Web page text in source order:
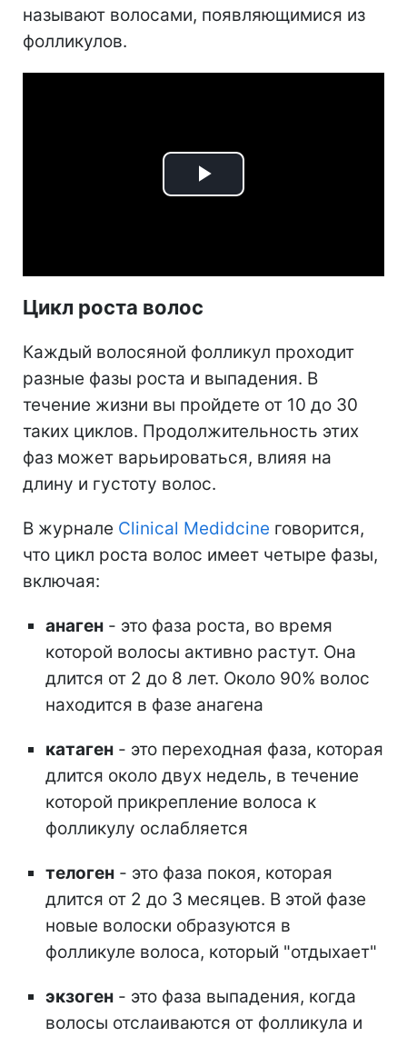
называют волосами, появляющимися из
фолликулов.
Play
Цикл роста волос
Каждый волосяной фолликул проходит
разные фазы роста и выпадения. В
течение жизни вы пройдете от 10 до 30
таких циклов. Продолжительность этих
фаз может варьироваться, влияя на
длину и густоту волос.
В журнале Clinical Medidcine говорится,
что цикл роста волос имеет четыре фазы,
включая:
анаген - это фаза роста, во время
которой волосы активно растут. Она
длится от 2 до 8 лет. Около 90% волос
находится в фазе анагена
катаген - это переходная фаза, которая
длится около двух недель, в течение
которой прикрепление волоса к
фолликулу ослабляется
телоген - это фаза покоя, которая
длится от 2 до 3 месяцев. В этой фазе
новые волоски образуются в
фолликуле волоса, который "отдыхает"
экзоген - это фаза выпадения, когда
волосы отслаиваются от фолликула и